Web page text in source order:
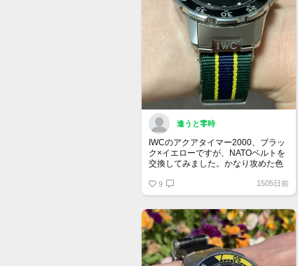
逢うと零時
IWCのアクアタイマー2000、ブラッ
ク×イエローですが、NATOベルトを
交換してみました。かなり攻めた色
なくサッカーのブラジルカラーのよ
うに見えますが、この時計の最大の
つもりです…😎
9 1505日前